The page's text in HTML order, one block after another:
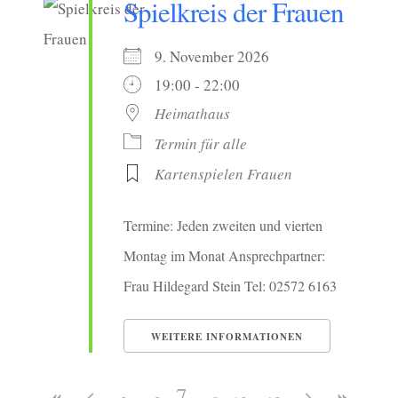
Spielkreis der Frauen
9. November 2026
19:00 - 22:00
Heimathaus
Termin für alle
Kartenspielen Frauen
Termine: Jeden zweiten und vierten
Montag im Monat Ansprechpartner:
Frau Hildegard Stein Tel: 02572 6163
WEITERE INFORMATIONEN